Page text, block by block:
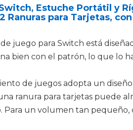
Estuche Portátil y
para Tarjetas, con
juego para Switch está
bien con el patrón, lo que lo
de juegos adopta un diseño
ranura para tarjetas puede
Para un volumen tan pequeño,